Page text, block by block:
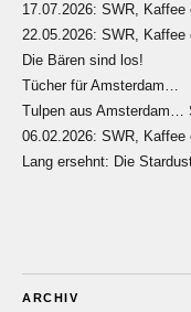
17.07.2026: SWR,
22.05.2026: SWR, Kaffee
Die Bären sind los!
Tücher für Amsterdam…
Tulpen aus Amsterdam…
06.02.2026: SWR,
Lang ersehnt: Die
ARCHIV